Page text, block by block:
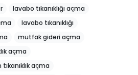
lavabo tıkanıklığı açma
lavabo tıkanıklığı
mutfak gideri açma
açma
açma